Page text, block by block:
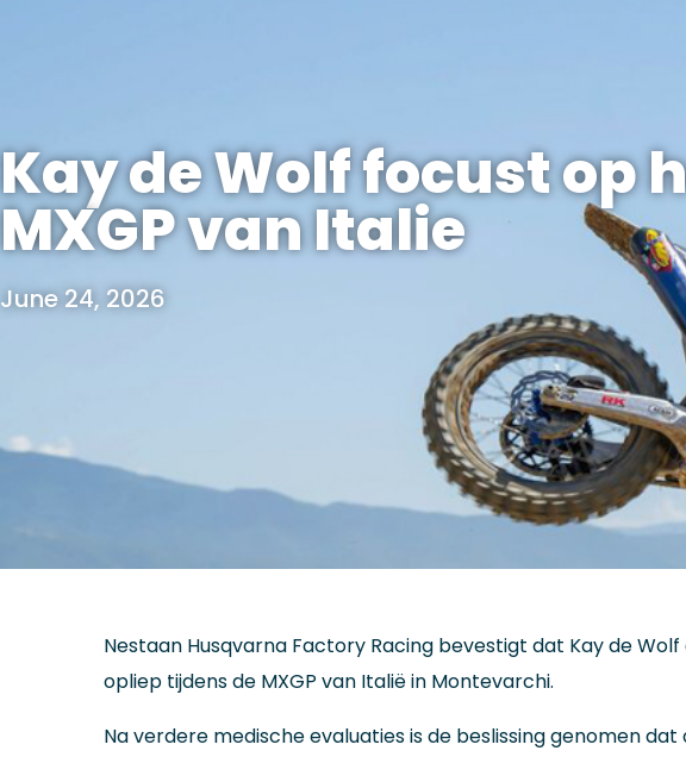
Kay de Wolf focust op
MXGP van Italie
June 24, 2026
Nestaan Husqvarna Factory Racing bevestigt dat Kay de
opliep tijdens de MXGP van Italië in Montevarchi.
Na verdere medische evaluaties is de beslissing genomen